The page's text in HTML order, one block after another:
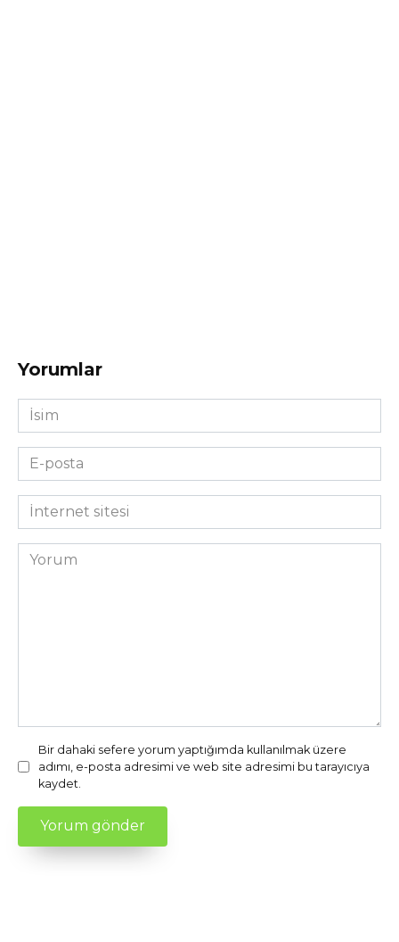
Yorumlar
İsim
*
E-
posta
*İnternet
sitesi
Yorum
Bir dahaki sefere yorum yaptığımda kullanılmak üzere
adımı, e-posta adresimi ve web site adresimi bu tarayıcıya
kaydet.